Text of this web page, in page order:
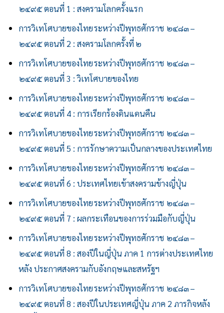
๒๔๙๕ ตอนที่ 1 : สงครามโลกครั้งแรก
การวิเทโศบายของไทย ระหว่างปีพุทธศักราช ๒๔๘๓ –
๒๔๙๕ ตอนที่2 : สงครามโลกครั้งที่ ๒
การวิเทโศบายของไทย ระหว่างปีพุทธศักราช ๒๔๘๓ –
๒๔๙๕ ตอนที่3 : วิเทโศบายของไทย
การวิเทโศบายของไทย ระหว่างปีพุทธศักราช ๒๔๘๓ –
๒๔๙๕ ตอนที่ 4 : การเรียกร้องดินแดนคืน
การวิเทโศบายของไทย ระหว่างปีพุทธศักราช ๒๔๘๓ –
๒๔๙๕ ตอนที่ 5 : การรักษาความเป็นกลางของประเทศไทย
การวิเทโศบายของไทย ระหว่างปีพุทธศักราช ๒๔๘๓ –
๒๔๙๕ ตอนที่ 6 : ประเทศไทยเข้าสงครามข้างญี่ปุ่น
การวิเทโศบายของไทย ระหว่างปีพุทธศักราช ๒๔๘๓ –
๒๔๙๕ ตอนที่ 7 : ผลกระเทือนของการร่วมมือกับญี่ปุ่น
การวิเทโศบายของไทย ระหว่างปีพุทธศักราช ๒๔๘๓ –
๒๔๙๕ ตอนที่ 8 : สองปีในญี่ปุ่น ภาค 1 การต่างประเทศไทย
หลัง ประกาศสงครามกับอังกฤษและสหรัฐฯ
การวิเทโศบายของไทย ระหว่างปีพุทธศักราช ๒๔๘๓ –
๒๔๙๕ ตอนที่ 8 : สองปีในประเทศญี่ปุ่น ภาค 2 ภารกิจหลัง